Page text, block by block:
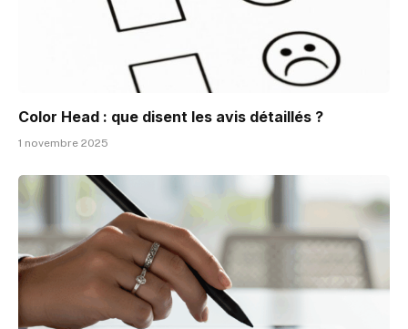
Color Head : que disent les avis détaillés ?
1 novembre 2025